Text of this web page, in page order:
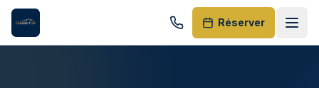
Réserver